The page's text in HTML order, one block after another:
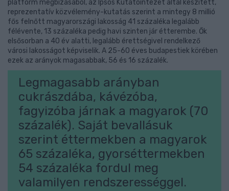
platform megbízásából, az Ipsos Kutatóintézet által készített,
reprezentatív közvélemény-kutatás szerint a mintegy 8 millió
fős felnőtt magyarországi lakosság 41 százaléka legalább
félévente, 13 százaléka pedig havi szinten jár étterembe. Ők
elsősorban a 40 év alatti, legalább érettségivel rendelkező
városi lakosságot képviselik. A 25-60 éves budapestiek körében
ezek az arányok magasabbak, 56 és 16 százalék.
Legmagasabb arányban
cukrászdába, kávézóba,
fagyizóba járnak a magyarok (70
százalék). Saját bevallásuk
szerint éttermekben a magyarok
65 százaléka, gyorséttermekben
54 százaléka fordul meg
valamilyen rendszerességgel.